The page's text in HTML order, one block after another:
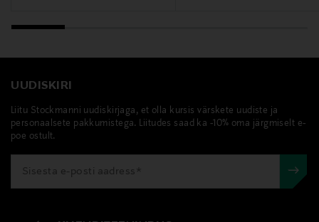
Valmistaja tootenumber
99350167934
UUDISKIRI
Liitu Stockmanni uudiskirjaga, et olla kursis värskete uudiste ja
personaalsete pakkumistega. Liitudes saad ka -10% oma järgmiselt e-
poe ostult.